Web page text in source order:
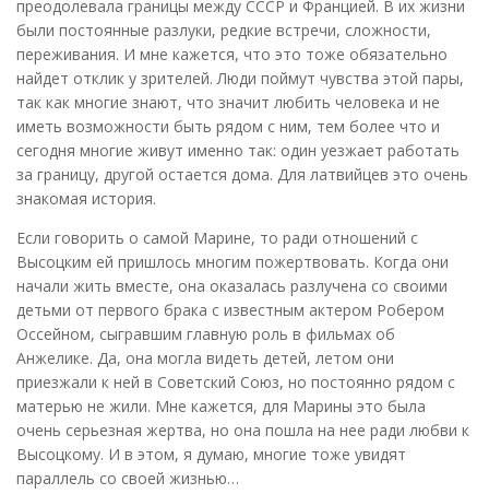
преодолевала границы между СССР и Францией. В их жизни
были постоянные разлуки, редкие встречи, сложности,
переживания. И мне кажется, что это тоже обязательно
найдет отклик у зрителей. Люди поймут чувства этой пары,
так как многие знают, что значит любить человека и не
иметь возможности быть рядом с ним, тем более что и
сегодня многие живут именно так: один уезжает работать
за границу, другой остается дома. Для латвийцев это очень
знакомая история.
Если говорить о самой Марине, то ради отношений с
Высоцким ей пришлось многим пожертвовать. Когда они
начали жить вместе, она оказалась разлучена со своими
детьми от первого брака с известным актером Робером
Оссейном, сыгравшим главную роль в фильмах об
Анжелике. Да, она могла видеть детей, летом они
приезжали к ней в Советский Союз, но постоянно рядом с
матерью не жили. Мне кажется, для Марины это была
очень серьезная жертва, но она пошла на нее ради любви к
Высоцкому. И в этом, я думаю, многие тоже увидят
параллель со своей жизнью…